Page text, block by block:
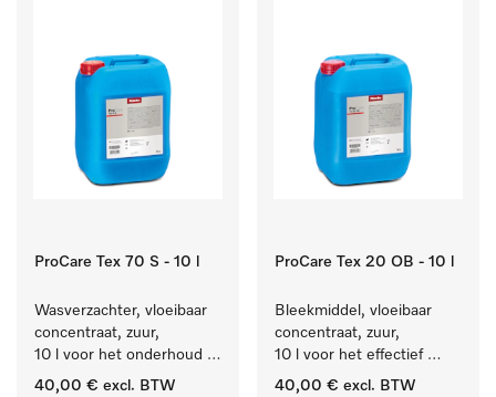
ProCare Tex 70 S - 10 l
Wasverzachter, vloeibaar
concentraat, zuur,
10 l voor het onderhoud
van vezels zodat het
40,00 € excl. BTW
ProCare Tex 20 OB - 10 l
Bleekmiddel, vloeibaar
concentraat, zuur,
10 l voor het effectief
verwijderen van
40,00 € excl. BTW